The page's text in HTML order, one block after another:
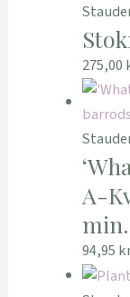
275,00
A-
94,95